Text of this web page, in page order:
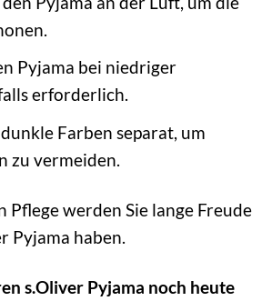
Pyjama bei niedriger
erforderlich.
Farben separat, um
zu vermeiden.
werden Sie lange Freude
Pyjama haben.
s.Oliver Pyjama noch heute